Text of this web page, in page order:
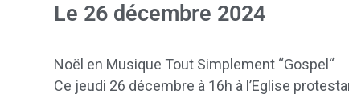
Le 26 décembre 2024
Noël en Musique Tout Simplement “Gospel“
Ce jeudi 26 décembre à 16h à l’Eglise